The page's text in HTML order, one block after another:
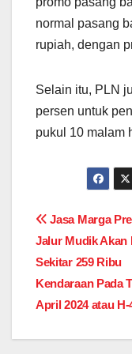
normal pasang
rupiah, dengan
Selain itu, PLN
persen untuk
pukul 10 malam
Post
Jasa Marga
Jalur Mudik Akan
Sekitar 259 Ribu
Kendaraan Pada
April 2024 atau